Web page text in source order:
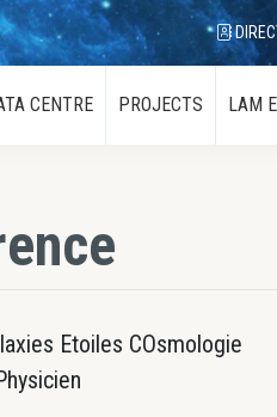
CENTRE PROJECTS LAM
Etoiles COsmologie